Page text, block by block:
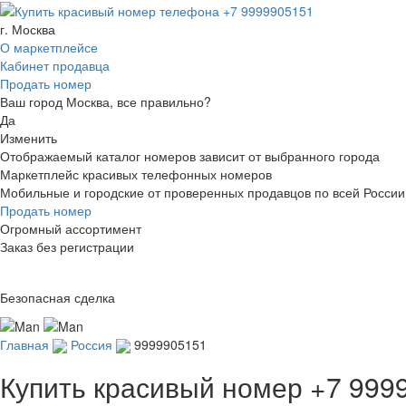
г. Москва
О маркетплейсе
Кабинет продавца
Продать номер
Ваш город Москва, все правильно?
Да
Изменить
Отображаемый каталог номеров зависит от выбранного города
Маркетплейс красивых телефонных номеров
Мобильные и городские от проверенных продавцов по всей России
Продать номер
Огромный ассортимент
Заказ без регистрации
Безопасная сделка
Главная Россия 9999905151
Купить красивый номер +7